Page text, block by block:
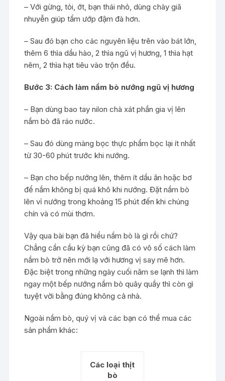
– Với gừng, tỏi, ớt, bạn thái nhỏ, dùng chày giã
nhuyễn giúp tẩm ướp đậm đà hơn.
– Sau đó bạn cho các nguyên liệu trên vào bát lớn,
thêm 6 thìa dầu hào, 2 thìa ngũ vị hương, 1 thìa hạt
nêm, 2 thìa hạt tiêu vào trộn đều.
Bước 3: Cách làm nầm bò nướng ngũ vị hương
– Bạn dùng bao tay nilon chà xát phần gia vị lên
nầm bò đã ráo nước.
– Sau đó dùng màng bọc thực phẩm bọc lại ít nhất
từ 30-60 phút trước khi nướng.
– Bạn cho bếp nướng lên, thêm ít dầu ăn hoặc bơ
để nầm không bị quá khô khi nướng. Đặt nầm bò
lên vỉ nướng trong khoảng 15 phút đến khi chúng
chín và có mùi thơm.
Vậy qua bài bạn đã hiểu nầm bò là gì rồi chứ?
Chẳng cần cầu kỳ bạn cũng đã có vô số cách làm
nầm bò trở nên mới lạ với hương vị say mê hơn.
Đặc biệt trong những ngày cuối năm se lạnh thì làm
ngay một bếp nướng nầm bò quây quầy thì còn gì
tuyệt vời bằng đúng không cả nhà.
Ngoài nầm bò, quý vị và các bạn có thể mua các
sản phẩm khác:
Các loại thịt
bò